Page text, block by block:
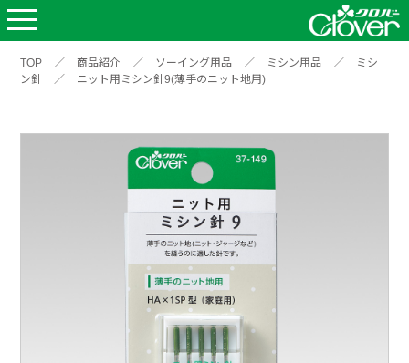
TOP ／ 商品紹介 ／ ソーイング用品 ／ ミシン用品 ／
ミシ
ン針
／ ニット用ミシン針9(薄手のニット地用)